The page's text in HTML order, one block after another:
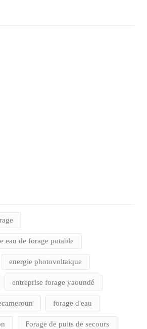
eau de forage potable
energie photovoltaique
entreprise forage yaoundé
forage d'eau
Forage de puits de secours